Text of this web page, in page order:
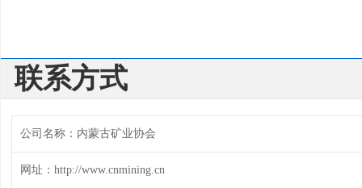
联系方式
公司名称：内蒙古矿业协会
网址：http://www.cnmining.cn